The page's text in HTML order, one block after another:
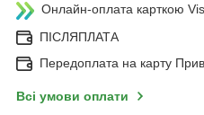
Онлайн-оплата карткою
ПІСЛЯПЛАТА
Передоплата на карту
Всі умови оплати